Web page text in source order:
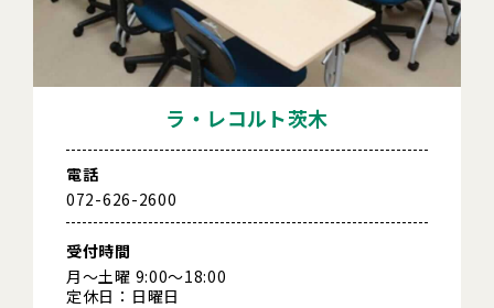
ラ・レコルト茨木
電話
072-626-2600
受付時間
月～土曜 9:00～18:00
定休日：日曜日